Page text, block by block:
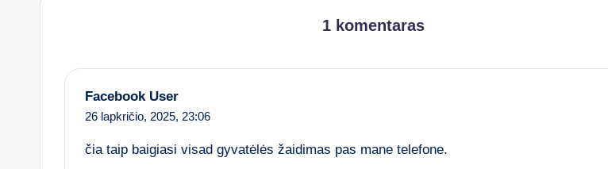
1 komentaras
Facebook User
26 lapkričio, 2025, 23:06
čia taip baigiasi visad gyvatėlės žaidimas pas mane telefone.